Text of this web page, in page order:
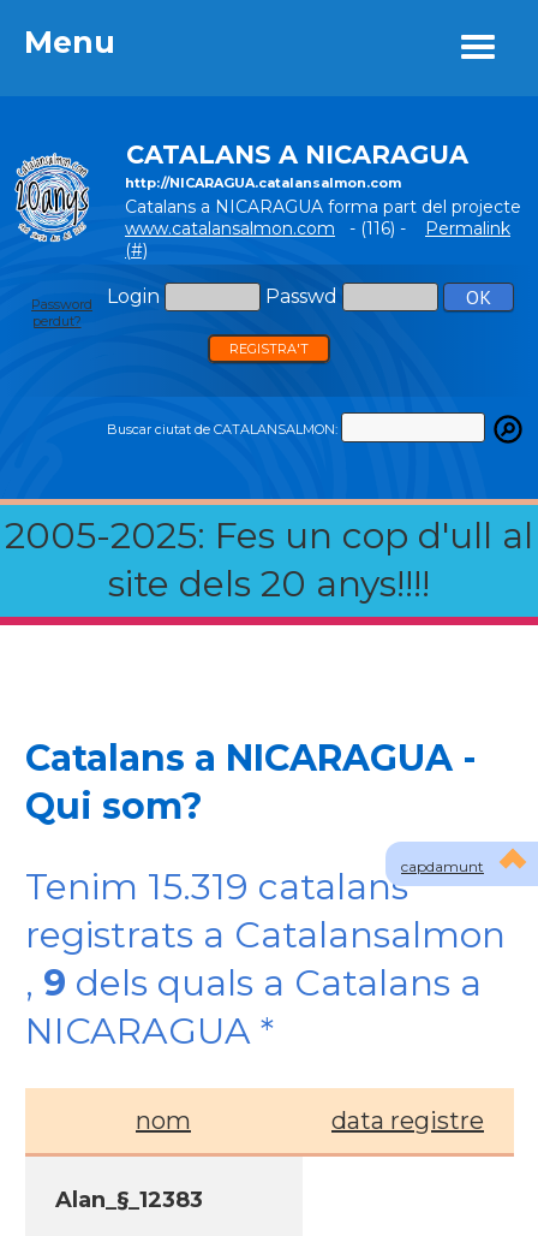
Menu
CATALANS A NICARAGUA
http://NICARAGUA.catalansalmon.com
Catalans a NICARAGUA forma part del projecte
www.catalansalmon.com - (116) - Permalink
(#)
Login Passwd
Password
perdut?
REGISTRA'T
Buscar ciutat de CATALANSALMON:
2005-2025: Fes un cop d'ull al
site dels 20 anys!!!!
Menu
capdamunt
Catalans a NICARAGUA -
Qui som?
Tenim 15.319 catalans
registrats a Catalansalmon
, 9 dels quals a Catalans a
NICARAGUA *
nom data registre
Alan_§_12383